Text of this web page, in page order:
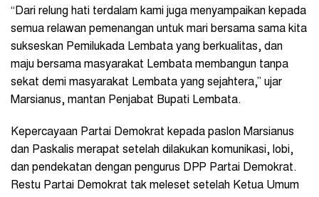
“Dari relung hati terdalam kami juga menyampaikan kepada
semua relawan pemenangan untuk mari bersama sama kita
sukseskan Pemilukada Lembata yang berkualitas, dan
maju bersama masyarakat Lembata membangun tanpa
sekat demi masyarakat Lembata yang sejahtera,” ujar
Marsianus, mantan Penjabat Bupati Lembata.
Kepercayaan Partai Demokrat kepada paslon Marsianus
dan Paskalis merapat setelah dilakukan komunikasi, lobi,
dan pendekatan dengan pengurus DPP Partai Demokrat.
Restu Partai Demokrat tak meleset setelah Ketua Umum